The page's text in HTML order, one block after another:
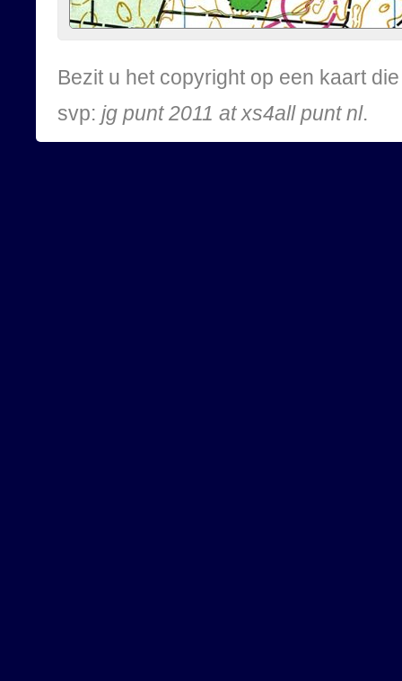
Bezit u het copyright op een kaart
svp: jg punt 2011 at xs4all punt nl.